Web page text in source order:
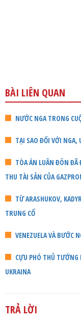
BÀI LIÊN QUAN
NƯỚC NGA TRONG
TẠI SAO ĐỐI VỚI NGA,
TÒA ÁN LUÂN ĐÔN ĐÃ
THU TÀI SẢN CỦA
TỪ ARASHUKOV,
TRUNG CỔ
VENEZUELA VÀ BƯỚC
CỰU PHÓ THỦ
UKRAINA
TRẢ LỜI